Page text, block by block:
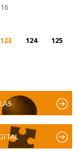
123 124
125